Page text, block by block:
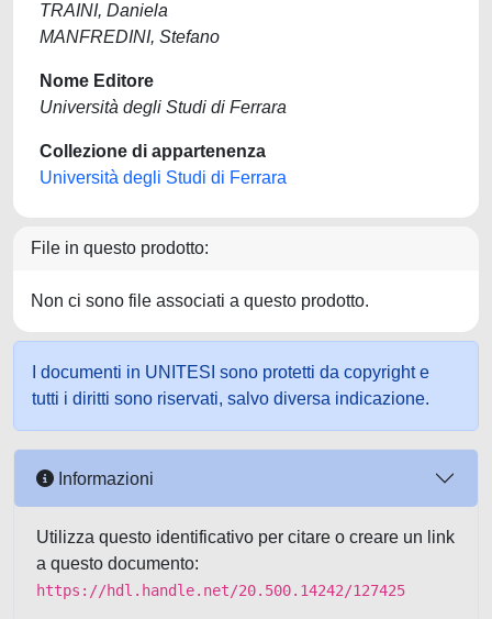
TRAINI, Daniela
MANFREDINI, Stefano
Nome Editore
Università degli Studi di Ferrara
Collezione di appartenenza
Università degli Studi di Ferrara
File in questo prodotto:
Non ci sono file associati a questo prodotto.
I documenti in UNITESI sono protetti da copyright e
tutti i diritti sono riservati, salvo diversa indicazione.
Informazioni
Utilizza questo identificativo per citare o creare un link
a questo documento:
https://hdl.handle.net/20.500.14242/127425